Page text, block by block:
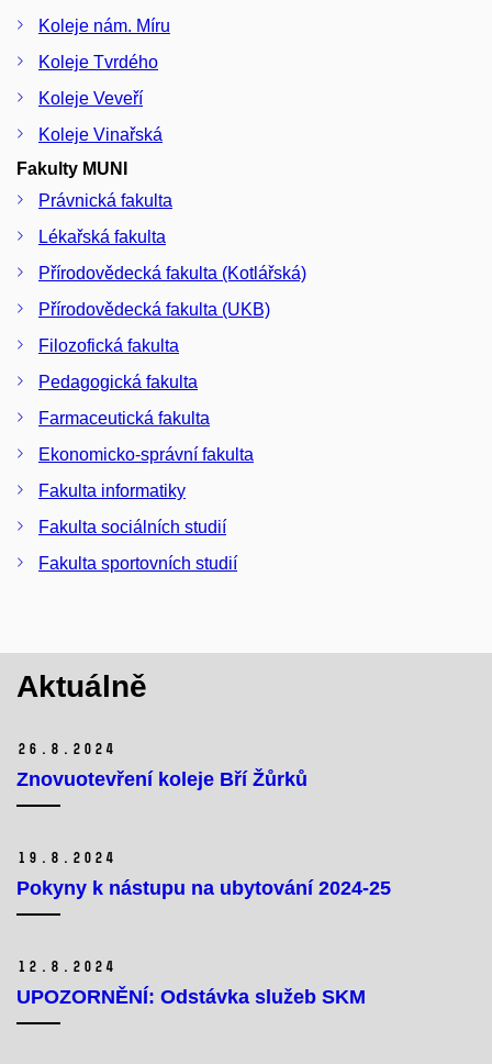
Koleje nám. Míru
Koleje Tvrdého
Koleje Veveří
Koleje Vinařská
Fakulty MUNI
Právnická fakulta
Lékařská fakulta
Přírodovědecká fakulta (Kotlářská)
Přírodovědecká fakulta (UKB)
Filozofická fakulta
Pedagogická fakulta
Farmaceutická fakulta
Ekonomicko-správní fakulta
Fakulta informatiky
Fakulta sociálních studií
Fakulta sportovních studií
Aktuálně
26. 8. 2024
Znovuotevření koleje Bří Žůrků
19. 8. 2024
Pokyny k nástupu na ubytování 2024-25
12. 8. 2024
UPOZORNĚNÍ: Odstávka služeb SKM